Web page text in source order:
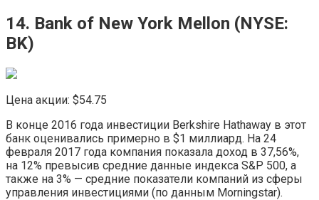
14. Bank of New York Mellon (NYSE:
BK)
Цена акции: $54.75
В конце 2016 года инвестиции Berkshire Hathaway в этот
банк оценивались примерно в $1 миллиард. На 24
февраля 2017 года компания показала доход в 37,56%,
на 12% превысив средние данные индекса S&P 500, а
также на 3% — средние показатели компаний из сферы
управления инвестициями (по данным Morningstar).